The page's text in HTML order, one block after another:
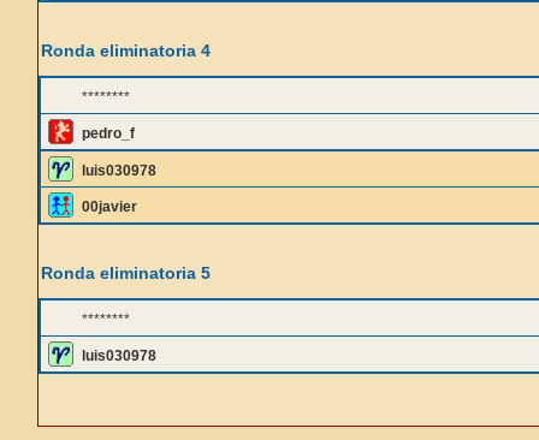
Ronda eliminatoria 4
********
pedro_f
luis030978
00javier
Ronda eliminatoria 5
********
luis030978